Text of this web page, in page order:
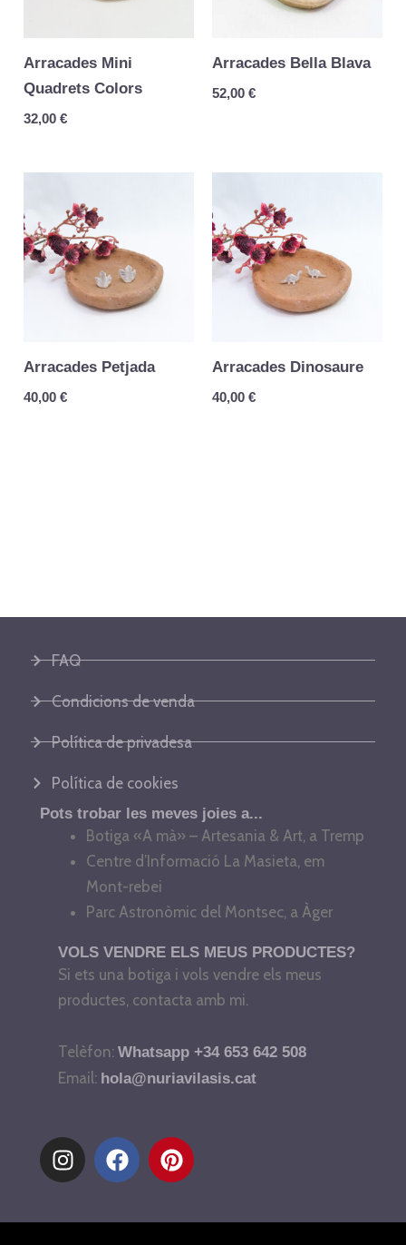
Arracades Mini
Quadrets Colors
32,00€
Arracades Bella Blava
52,00 €
Arracades Petjada
40,00€
Arracades Dinosaure
40,00 €
FAQ
Condicions de venda
Política de privadesa
Política de cookies
Pots trobar les meves joies a...
Botiga «A mà» – Artesania & Art, a Tremp
Centre d’Informació La Masieta, em
Mont-rebei
Parc Astronòmic del Montsec, a Àger
VOLS VENDRE ELS MEUS PRODUCTES?
Si ets una botiga i vols vendre els meus
productes, contacta amb mi.
Telèfon: Whatsapp +34 653 642 508
Email: hola@nuriavilasis.cat
I
n
F
a
P
i